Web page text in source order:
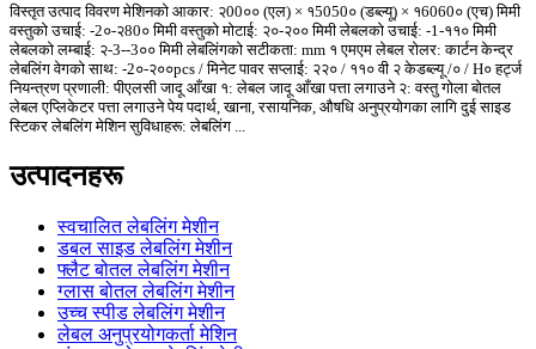
विस्तृत उत्पाद विवरण मेशिनको आकार: २00०० (एल) × १5050० (डब्ल्यू) × १6060० (एच) मिमी
वस्तुको उचाई: -2०-२80० मिमी वस्तुको मोटाई: २०-२०० मिमी लेबलको उचाई: -1-११० मिमी
लेबलको लम्बाई: २-3--3०० मिमी लेबलिंगको सटीकता: mm १ एमएम लेबल रोलर: कार्टन केन्द्र
लेबलिंग वेगको साथ: -2०-२००pcs / मिनेट पावर सप्लाई: २२० / ११० वी २ केडब्ल्यू /० / H० हर्ट्ज
नियन्त्रण प्रणाली: पीएलसी जादू आँखा १: लेबल जादू आँखा पत्ता लगाउने २: वस्तु गोला बोतल
लेबल एप्लिकेटर पत्ता लगाउने पेय पदार्थ, खाना, रसायनिक, औषधि अनुप्रयोगका लागि दुई साइड
स्टिकर लेबलिंग मेशिन सुविधाहरू: लेबलिंग ...
उत्पादनहरू
स्वचालित लेबलिंग मेशीन
डबल साइड लेबलिंग मेशीन
फ्लैट बोतल लेबलिंग मेशीन
ग्लास बोतल लेबलिंग मेशीन
उच्च स्पीड लेबलिंग मेशीन
लेबल अनुप्रयोगकर्ता मेशिन